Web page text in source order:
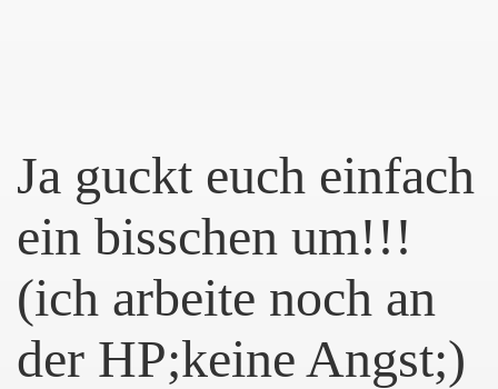
Ja guckt euch einfach
ein bisschen um!!!
(ich arbeite noch an
der HP;keine Angst;)